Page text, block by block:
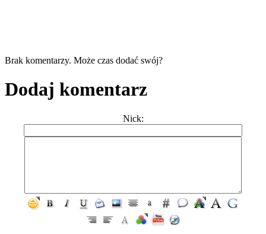
Brak komentarzy. Może czas dodać swój?
Dodaj komentarz
Nick: